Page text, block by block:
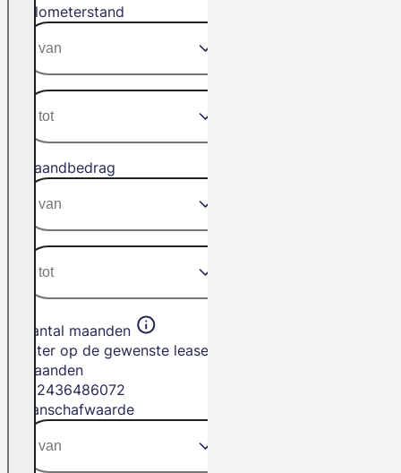
Kilometerstand
Maandbedrag
Aantal maanden
Filter op de gewenste leasetermijn in
maanden
2436486072
Aanschafwaarde